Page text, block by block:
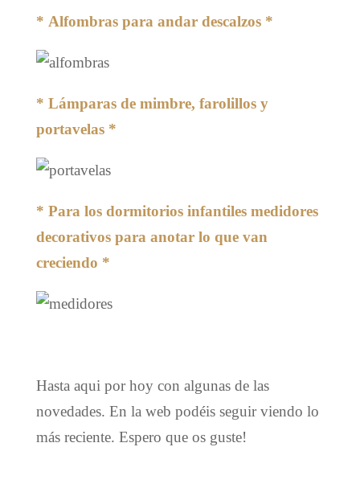
* Alfombras para andar descalzos *
* Lámparas de mimbre, farolillos y
portavelas *
* Para los dormitorios infantiles medidores
decorativos para anotar lo que van
creciendo *
Hasta aqui por hoy con algunas de las
novedades. En la web podéis seguir viendo lo
más reciente. Espero que os guste!